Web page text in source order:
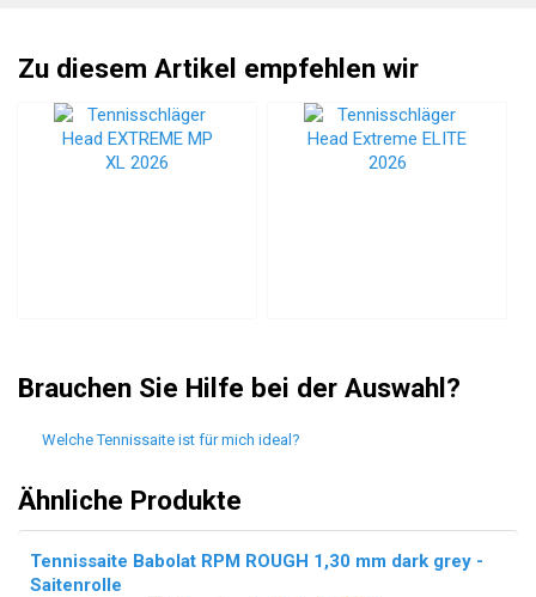
Zu diesem Artikel empfehlen wir
Brauchen Sie Hilfe bei der Auswahl?
Welche Tennissaite ist für mich ideal?
Ähnliche Produkte
Tennissaite Babolat RPM ROUGH 1,30 mm dark grey -
Saitenrolle